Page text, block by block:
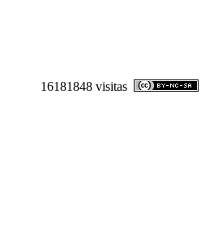
16181848 visitas